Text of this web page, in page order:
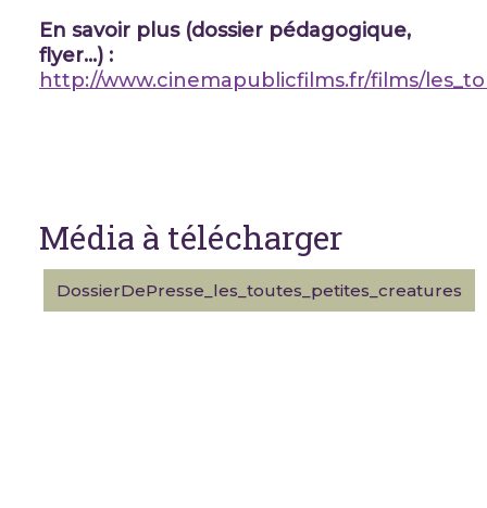
En savoir plus (dossier pédagogique,
flyer…) :
http://www.cinemapublicfilms.fr/films/
Média à télécharger
DossierDePresse_les_toutes_petites_creatures